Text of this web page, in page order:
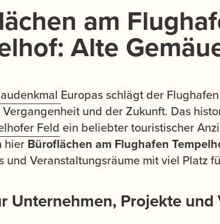
am
Alte
Europas schlägt der
und der Zukunft. Das
Feld ein beliebter touristischer
hier Büroflächen am Flughafen
und Veranstaltungsräume mit viel Platz
Unternehmen, Projekte